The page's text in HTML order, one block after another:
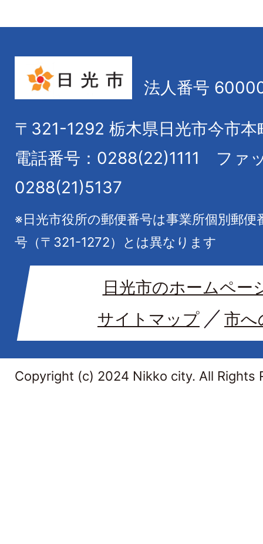
法人番号
〒321-1292 栃木県日光市今市本
電話番号：0288(22)1111
ファ
0288(21)5137
※日光市役所の郵便番号は事業所個別郵
号（〒321-1272）とは異なります
日光市のホームペー
サイトマップ
市へ
Copyright (c) 2024 Nikko city. All Rights